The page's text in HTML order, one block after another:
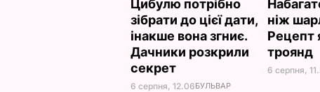
Цибулю потрібно
зібрати до цієї дати,
інакше вона згниє.
Дачники розкрили
секрет
6 серпня, 12.06БУЛЬВАР
ніж
Рецепт
троянд
6 серпня,